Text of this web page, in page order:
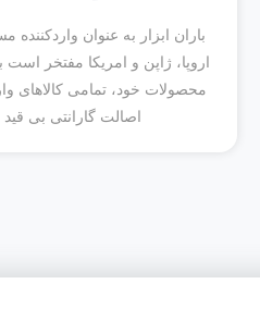
باران ابزار به عنوان واردکننده
اروپا، ژاپن و امریکا مفتخر است
محصولات خود، تمامی کالاهای
اصالت گارانتی بی